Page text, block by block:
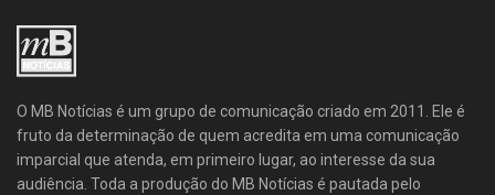
O MB Notícias é um grupo de comunicação criado em 2011. Ele é
fruto da determinação de quem acredita em uma comunicação
imparcial que atenda, em primeiro lugar, ao interesse da sua
audiência. Toda a produção do MB Notícias é pautada pelo